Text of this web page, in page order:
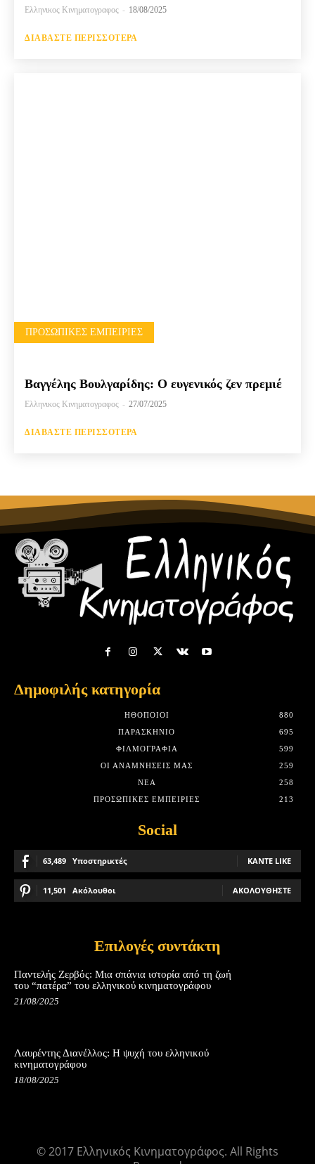
Ελληνικος Κινηματογραφος - 18/08/2025
ΔΙΑΒΆΣΤΕ ΠΕΡΙΣΣΌΤΕΡΑ
ΠΡΟΣΩΠΙΚΈΣ ΕΜΠΕΙΡΊΕΣ
Βαγγέλης Βουλγαρίδης: Ο ευγενικός ζεν πρεμιέ
Ελληνικος Κινηματογραφος - 27/07/2025
ΔΙΑΒΆΣΤΕ ΠΕΡΙΣΣΌΤΕΡΑ
Δημοφιλής κατηγορία
HΘΟΠΟΙΟΊ
880
ΠΑΡΑΣΚΉΝΙΟ
695
ΦΙΛΜΟΓΡΑΦΊΑ
599
ΟΙ ΑΝΑΜΝΉΣΕΙΣ ΜΑΣ
259
ΝΈΑ
258
ΠΡΟΣΩΠΙΚΈΣ ΕΜΠΕΙΡΊΕΣ
213
Social
63,489 Υποστηρικτές ΚΆΝΤΕ LIKE
11,501 Ακόλουθοι ΑΚΟΛΟΥΘΉΣΤΕ
Επιλογές συντάκτη
Παντελής Ζερβός: Μια σπάνια ιστορία από τη ζωή
του “πατέρα” του ελληνικού κινηματογράφου
21/08/2025
Λαυρέντης Διανέλλος: Η ψυχή του ελληνικού
κινηματογράφου
18/08/2025
© 2017 Ελληνικός Κινηματογράφος. All Rights